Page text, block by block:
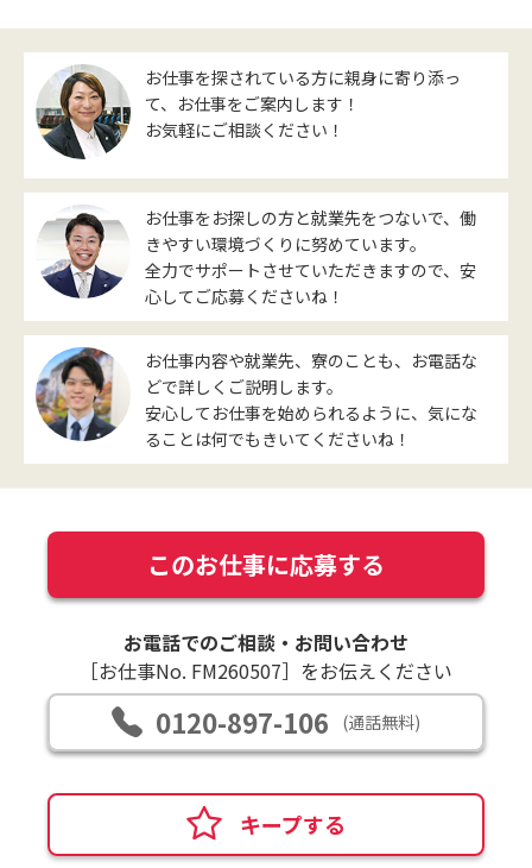
お仕事を探されている方に親身に寄り添っ
て、お仕事をご案内します！
お気軽にご相談ください！
お仕事をお探しの方と就業先をつないで、働
きやすい環境づくりに努めています。
全力でサポートさせていただきますので、安
心してご応募くださいね！
お仕事内容や就業先、寮のことも、お電話な
どで詳しくご説明します。
安心してお仕事を始められるように、気にな
ることは何でもきいてくださいね！
このお仕事に応募する
お電話でのご相談・お問い合わせ
［お仕事No. FM260507］をお伝えください
0120-897-106 (通話無料)
キープする